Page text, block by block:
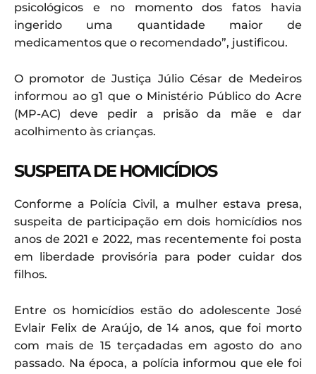
psicológicos e no momento dos fatos havia
ingerido uma quantidade maior de
medicamentos que o recomendado”, justificou.
O promotor de Justiça Júlio César de Medeiros
informou ao g1 que o Ministério Público do Acre
(MP-AC) deve pedir a prisão da mãe e dar
acolhimento às crianças.
SUSPEITA DE HOMICÍDIOS
Conforme a Polícia Civil, a mulher estava presa,
suspeita de participação em dois homicídios nos
anos de 2021 e 2022, mas recentemente foi posta
em liberdade provisória para poder cuidar dos
filhos.
Entre os homicídios estão do adolescente José
Evlair Felix de Araújo, de 14 anos, que foi morto
com mais de 15 terçadadas em agosto do ano
passado. Na época, a polícia informou que ele foi